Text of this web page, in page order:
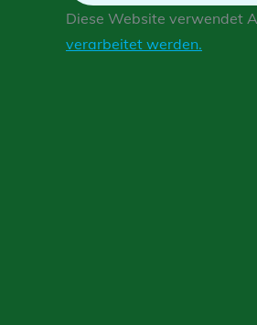
Diese Website verwendet
verarbeitet werden.